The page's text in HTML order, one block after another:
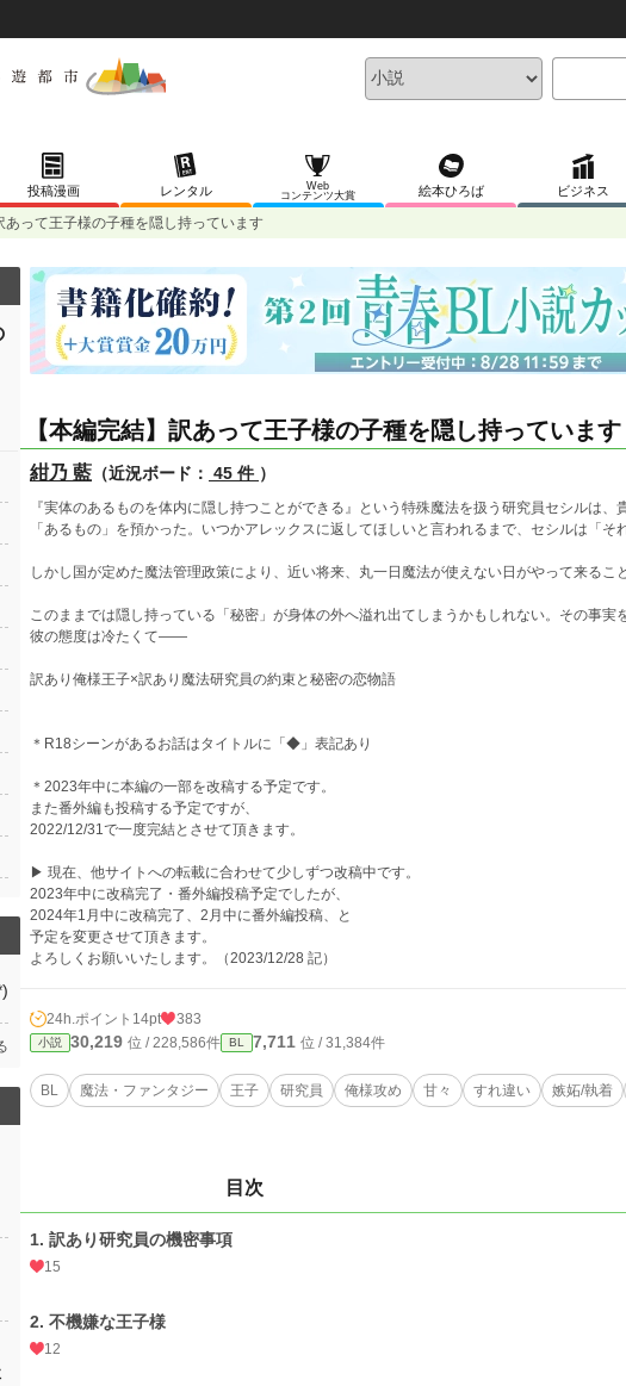
投稿漫画 レンタル
Web
コンテンツ大賞
絵本ひろば ビジネス
あって王子様の子種を隠し持っています
【本編完結】訳あって王子様の子種を隠し持っています
紺乃 藍 （近況ボード： 45 件 ）
『実体のあるものを体内に隠し持つことができる』という特殊魔法を扱う研究員セシルは
「あるもの」を預かった。いつかアレックスに返してほしいと言われるまで、セシルは「そ
しかし国が定めた魔法管理政策により、近い将来、丸一日魔法が使えない日がやって来るこ
このままでは隠し持っている「秘密」が身体の外へ溢れ出てしまうかもしれない。その事実
彼の態度は冷たくて――
訳あり俺様王子×訳あり魔法研究員の約束と秘密の恋物語
＊R18シーンがあるお話はタイトルに「◆」表記あり
＊2023年中に本編の一部を改稿する予定です。
また番外編も投稿する予定ですが、
2022/12/31で一度完結とさせて頂きます。
▶ 現在、他サイトへの転載に合わせて少しずつ改稿中です。
2023年中に改稿完了・番外編投稿予定でしたが、
2024年1月中に改稿完了、2月中に番外編投稿、と
予定を変更させて頂きます。
よろしくお願いいたします。（2023/12/28 記）
24h.ポイント 14pt 383
小説 30,219 位 / 228,586件 BL 7,711 位 / 31,384件
BL 魔法・ファンタジー 王子 研究員 俺様攻め 甘々 すれ違い 嫉妬/執着
目次
1. 訳あり研究員の機密事項
15
2. 不機嫌な王子様
12